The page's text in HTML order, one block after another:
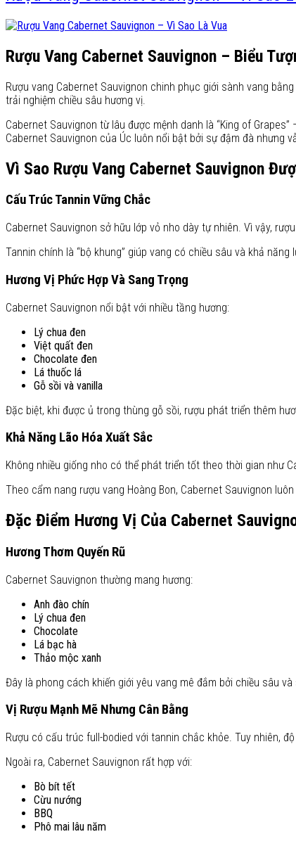
Rượu Vang Cabernet Sauvignon – Biểu
Rượu vang Cabernet Sauvignon chinh phục giới sành vang
trải nghiệm chiều sâu hương vị.
Cabernet Sauvignon từ lâu được mệnh danh là “King of
Cabernet Sauvignon của Úc luôn nổi bật bởi sự đậm đà nhưng
Vì Sao Rượu Vang Cabernet Sauvignon
Cấu Trúc Tannin Vững Chắc
Cabernet Sauvignon sở hữu lớp vỏ nho dày tự nhiên. Vì vậy,
Tannin chính là “bộ khung” giúp vang có chiều sâu và khả
Hương Vị Phức Hợp Và Sang Trọng
Cabernet Sauvignon nổi bật với nhiều tầng hương:
Lý chua đen
Việt quất đen
Chocolate đen
Lá thuốc lá
Gỗ sồi và vanilla
Đặc biệt, khi được ủ trong thùng gỗ sồi, rượu phát triển thêm
Khả Năng Lão Hóa Xuất Sắc
Không nhiều giống nho có thể phát triển tốt theo thời gian như
Theo cẩm nang rượu vang Hoàng Bon, Cabernet Sauvignon
Đặc Điểm Hương Vị Của Cabernet
Hương Thơm Quyến Rũ
Cabernet Sauvignon thường mang hương:
Anh đào chín
Lý chua đen
Chocolate
Lá bạc hà
Thảo mộc xanh
Đây là phong cách khiến giới yêu vang mê đắm bởi chiều sâu
Vị Rượu Mạnh Mẽ Nhưng Cân Bằng
Rượu có cấu trúc full-bodied với tannin chắc khỏe. Tuy nhiên,
Ngoài ra, Cabernet Sauvignon rất hợp với:
Bò bít tết
Cừu nướng
BBQ
Phô mai lâu năm